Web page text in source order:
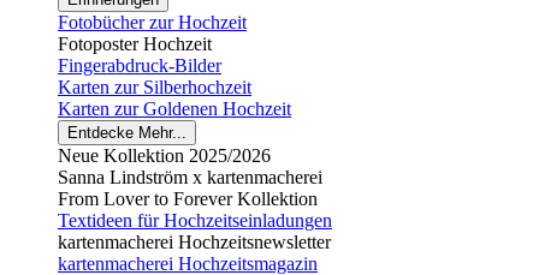
Fotobücher zur Hochzeit
Fotoposter Hochzeit
Fingerabdruck-Bilder
Karten zur Silberhochzeit
Karten zur Goldenen Hochzeit
Entdecke Mehr...
Neue Kollektion 2025/2026
Sanna Lindström x kartenmacherei
From Lover to Forever Kollektion
Textideen für Hochzeitseinladungen
kartenmacherei Hochzeitsnewsletter
kartenmacherei Hochzeitsmagazin